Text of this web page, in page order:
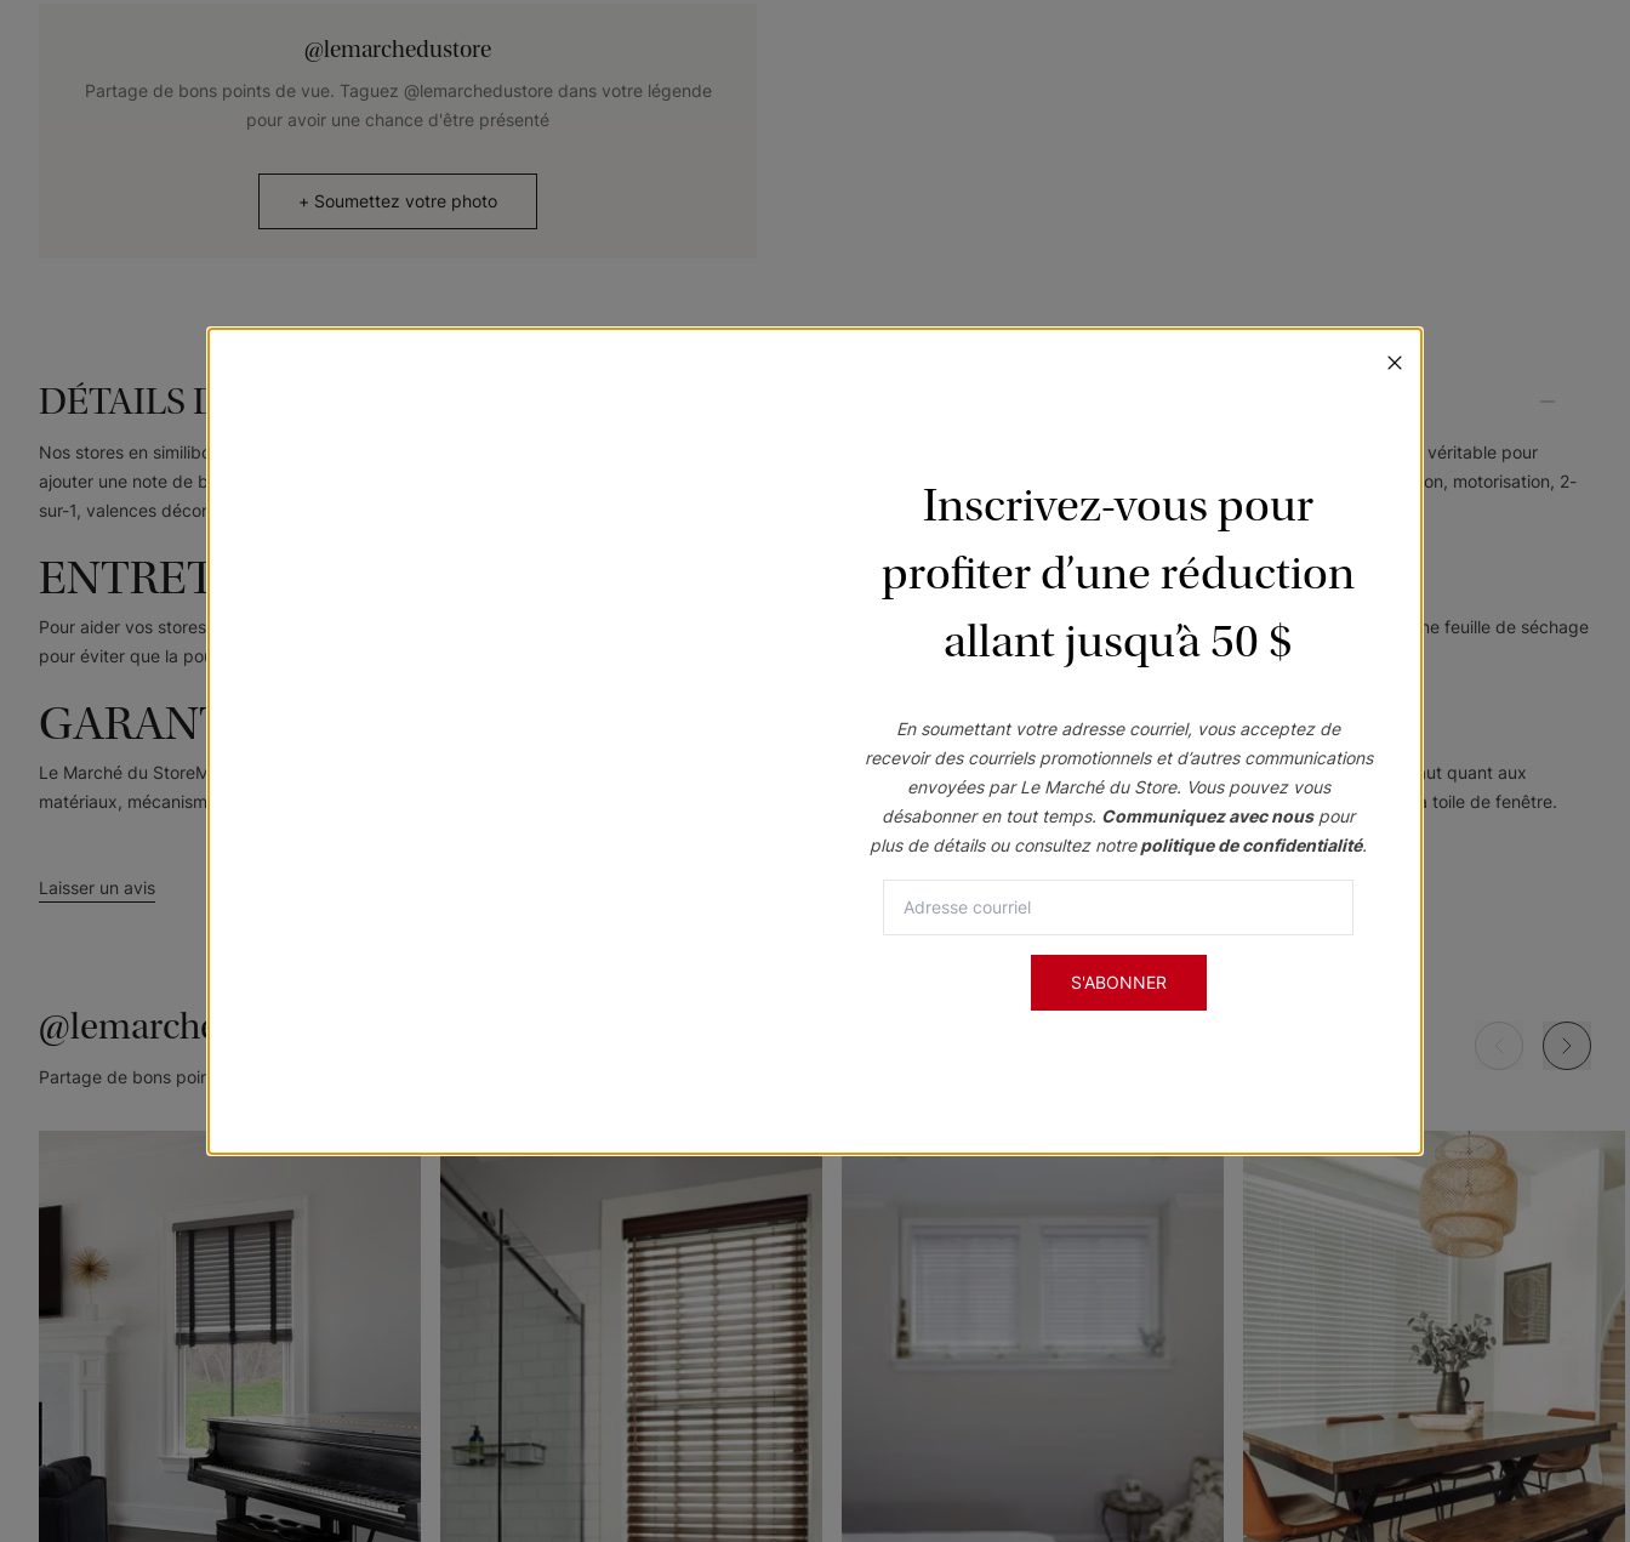
@lemarchedustore
Partage de bons points de vue. Taguez @lemarchedustore dans votre légende
pour avoir une chance d'être présenté
+ Soumettez votre photo
DÉTAILS DU PRODUIT
Nos stores en similibois sont une solution décorative durable et polyvalente pour vos fenêtres. De plus ils sont une alternative abordable présentant l’allure et la beauté du bois véritable pour
ajouter une note de bon à toute pièce. Nous offrons un vaste choix de styles et de couleurs, ainsi qu’une palette d’options qui répondront à vos besoins : mécanisme sans cordon, motorisation, 2-
sur-1, valences décoratives et galons en tissu.
ENTRETIEN ET NETTOYAGE
Pour aider vos stores en similibois à garder leur belle apparence, dépoussiérez les lamelles à l'aide d'un chiffon doux ou d'un plumeau. Frottez légèrement chaque latte avec une feuille de séchage
pour éviter que la poussière ne s'accumule trop rapidement.
GARANTIE À VIE
Le Marché du StoreMD est fier de vous offrir une garantie à vie couvrant tous les produits fabriqués sur mesure. Nous garantissons que ces produits ne présentent aucun défaut quant aux
matériaux, mécanismes (dispositif de blocage de cordon et engrenages de basculement de lamelles) et pièces (supports, tiges, embouts, etc.) qui font partie du store ou de la toile de fenêtre.
Laisser un avis
@lemarchedustore
Partage de bons points de vue. Taguez @lemarchedustore dans votre légende pour avoir une chance d'être présenté
Inscrivez-vous pour
profiter d’une réduction
allant jusqu’à 50 $
En soumettant votre adresse courriel, vous acceptez de
recevoir des courriels promotionnels et d’autres communications
envoyées par Le Marché du Store. Vous pouvez vous
désabonner en tout temps. Communiquez avec nouspour
plus de détails ou consultez notre politique de confidentialité.
S'ABONNER